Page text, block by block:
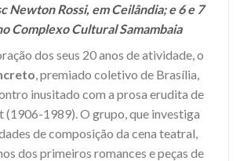
Newton Rossi, em Ceilândia; e 6 e 7
Complexo Cultural Samambaia
dos seus 20 anos de atividade, o
, premiado coletivo de Brasília,
inusitado com a prosa erudita de
(1906-1989). O grupo, que investiga
de composição da cena teatral,
dos primeiros romances e peças de